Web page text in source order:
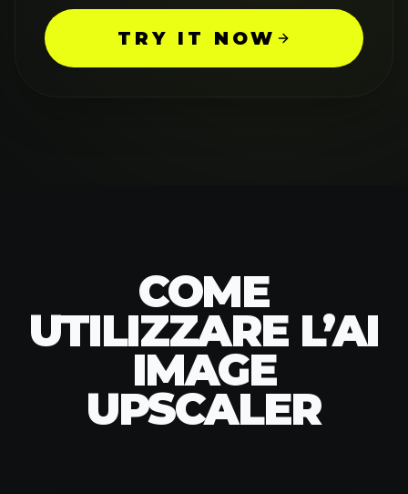
TRY IT NOW
COME
UTILIZZARE L’AI
IMAGE
UPSCALER